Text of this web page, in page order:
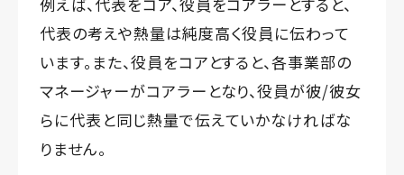
代表の考えや熱量は純度高く役員に伝わって
います。また、役員をコアとすると、各事業部の
マネージャーがコアラーとなり、役員が彼/彼女
らに代表と同じ熱量で伝えていかなければな
りません。